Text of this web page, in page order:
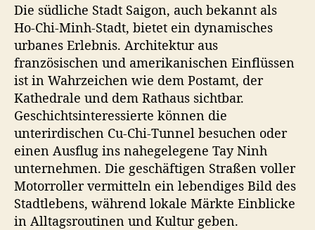
Die südliche Stadt Saigon, auch bekannt als
Ho-Chi-Minh-Stadt, bietet ein dynamisches
urbanes Erlebnis. Architektur aus
französischen und amerikanischen Einflüssen
ist in Wahrzeichen wie dem Postamt, der
Kathedrale und dem Rathaus sichtbar.
Geschichtsinteressierte können die
unterirdischen Cu-Chi-Tunnel besuchen oder
einen Ausflug ins nahegelegene Tay Ninh
unternehmen. Die geschäftigen Straßen voller
Motorroller vermitteln ein lebendiges Bild des
Stadtlebens, während lokale Märkte Einblicke
in Alltagsroutinen und Kultur geben.